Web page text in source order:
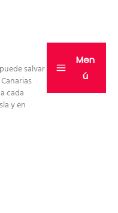
salvar
cada
y en
Men
ú